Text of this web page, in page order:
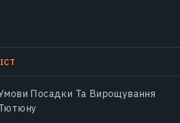
Посадки Та Вирощування